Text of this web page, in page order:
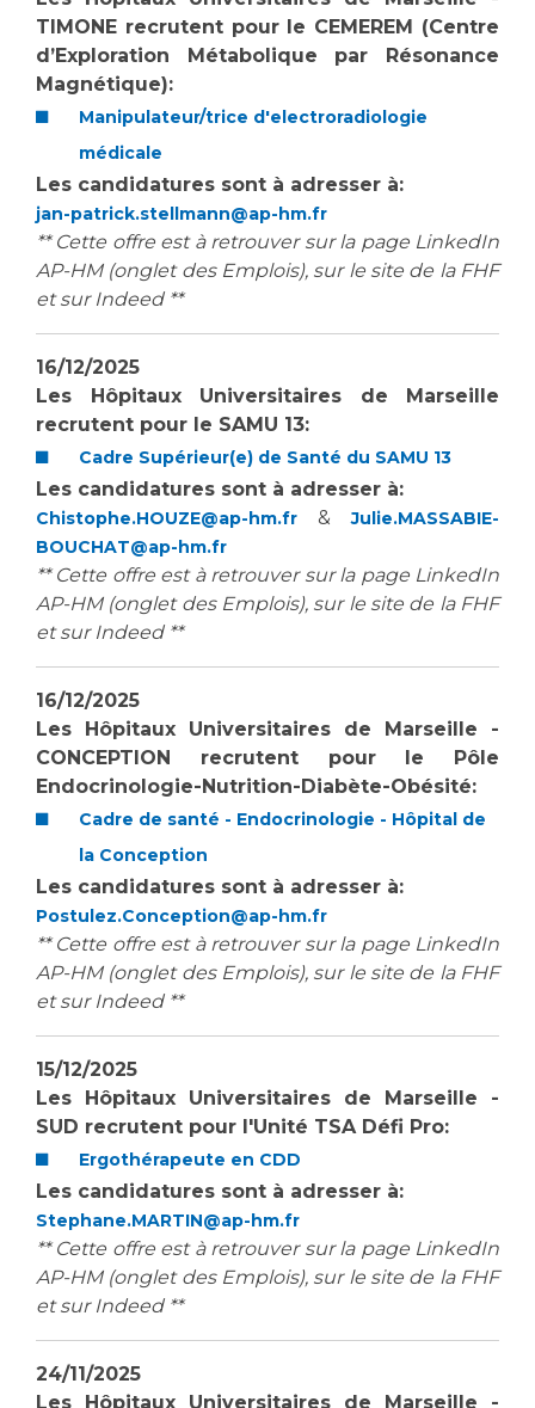
TIMONE recrutent pour le CEMEREM (Centre
d’Exploration Métabolique par Résonance
Magnétique):
Manipulateur/trice d'electroradiologie
médicale
Les candidatures sont à adresser à:
jan-patrick.stellmann@ap-hm.fr
** Cette offre est à retrouver sur la page LinkedIn
AP-HM (onglet des Emplois), sur le site de la FHF
et sur Indeed **
16/12/2025
Les Hôpitaux Universitaires de Marseille
recrutent pour le SAMU 13:
Cadre Supérieur(e) de Santé du SAMU 13
Les candidatures sont à adresser à:
Chistophe.HOUZE@ap-hm.fr &Julie.MASSABIE-
BOUCHAT@ap-hm.fr
** Cette offre est à retrouver sur la page LinkedIn
AP-HM (onglet des Emplois), sur le site de la FHF
et sur Indeed **
16/12/2025
Les Hôpitaux Universitaires de Marseille -
CONCEPTION recrutent pour le Pôle
Endocrinologie-Nutrition-Diabète-Obésité:
Cadre de santé - Endocrinologie - Hôpital de
la Conception
Les candidatures sont à adresser à:
Postulez.Conception@ap-hm.fr
** Cette offre est à retrouver sur la page LinkedIn
AP-HM (onglet des Emplois), sur le site de la FHF
et sur Indeed **
15/12/2025
Les Hôpitaux Universitaires de Marseille -
SUD recrutent pour l'Unité TSA Défi Pro:
Ergothérapeute en CDD
Les candidatures sont à adresser à:
Stephane.MARTIN@ap-hm.fr
** Cette offre est à retrouver sur la page LinkedIn
AP-HM (onglet des Emplois), sur le site de la FHF
et sur Indeed **
24/11/2025
Les Hôpitaux Universitaires de Marseille -